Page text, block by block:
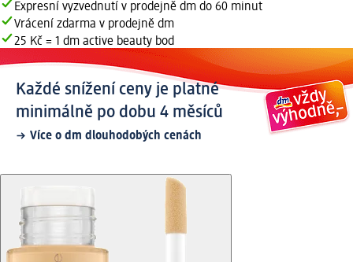
Expresní vyzvednutí v prodejně dm do 60 minut
Vrácení zdarma v prodejně dm
25 Kč = 1 dm active beauty bod
Každé snížení ceny je platné
minimálně po dobu 4 měsíců
Více o dm dlouhodobých cenách